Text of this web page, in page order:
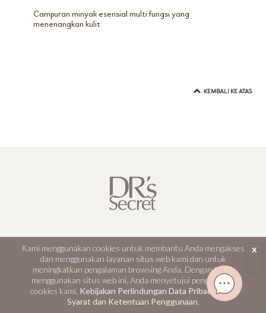
Campuran minyak esensial multi fungsi yang
menenangkan kulit
KEMBALI KE ATAS
DR's Secret
Kisah Brand Kami
Tentang kami
Media
Kami menggunakan cookies untuk membantu Anda mengakses
dan menggunakan layanan situs web kami dan untuk
meningkatkan pengalaman browsing Anda. Dengan terus
menggunakan situs web ini, Anda menyetujui penggunaan
cookies kami, Kebijakan Perlindungan Data Pribadi , serta
Syarat dan Ketentuan Penggunaan
x